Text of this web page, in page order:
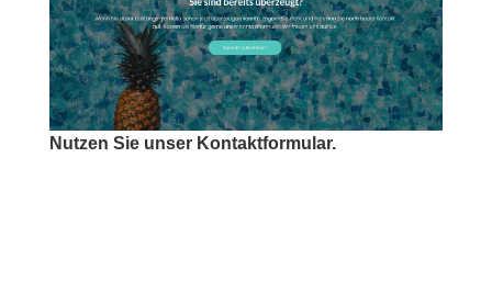
Nutzen Sie unser Kontaktformular.